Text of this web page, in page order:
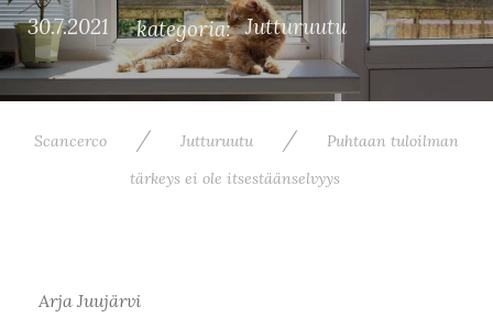
30.7.2021 kategoria: Jutturuutu
Scancerco / Jutturuutu /
Puhtaan tuloilman
tärkeys ei ole itsestäänselvyys
Arja Juujärvi